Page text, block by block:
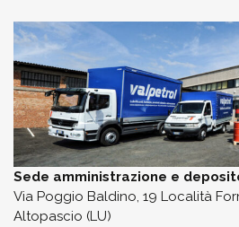
Sede amministrazione e
Via Poggio Baldino, 19 Località
Altopascio (LU)